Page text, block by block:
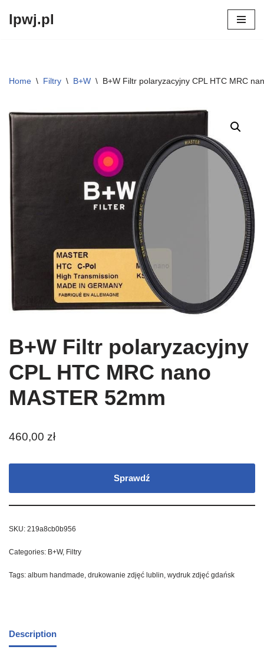
lpwj.pl
Home \ Filtry \ B+W \ B+W Filtr polaryzacyjny CPL HTC MRC
B+W Filtr polaryzacyjny
CPL HTC MRC nano
MASTER 52mm
460,00 zł
Sprawdź
SKU: 219a8cb0b956
Categories: B+W, Filtry
Tags: album handmade, drukowanie zdjęć lublin, wydruk zdjęć gdańsk
Description